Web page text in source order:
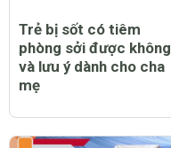
Trẻ bị sốt có tiêm
phòng sởi được không
và lưu ý dành cho cha
mẹ